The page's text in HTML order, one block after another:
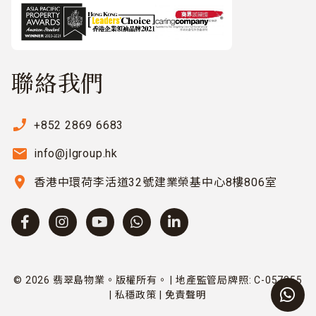
聯絡我們
phone_enabled +852 2869 6683
email info@jlgroup.hk
location_on 香港中環荷李活道32號建業榮基中心8樓806室
© 2026 翡翠島物業。版權所有。 | 地產監管局牌照: C-057255
私穩政策 免責聲明